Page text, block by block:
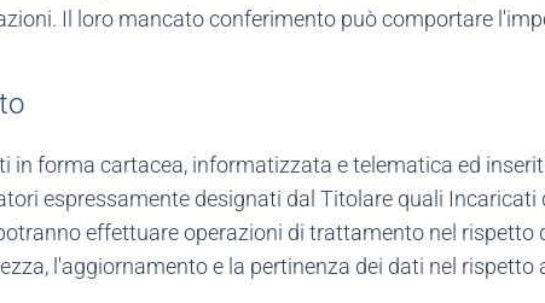
Il loro mancato conferimento può comportare
in forma cartacea, informatizzata e telematica ed
espressamente designati dal Titolare quali
effettuare operazioni di trattamento nel rispetto
l'aggiornamento e la pertinenza dei dati nel